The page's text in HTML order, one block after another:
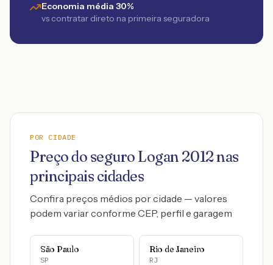
Economia média 30%
vs contratar direto na primeira seguradora
POR CIDADE
Preço do seguro Logan 2012nas
principais cidades
Confira preços médios por cidade — valores
podem variar conforme CEP, perfil e garagem
São Paulo
SP
Rio de Janeiro
RJ